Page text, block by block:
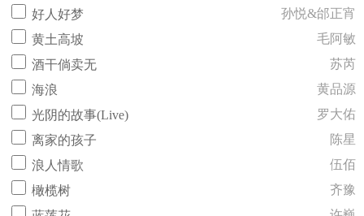
好人好梦
孙悦&邰正宵
黄土高坡
毛阿敏
酒干倘卖无
苏芮
海浪
黄品源
光阴的故事(Live)
罗大佑
离家的孩子
陈星
浪人情歌
伍佰
橄榄树
齐豫